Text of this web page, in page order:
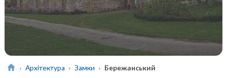
Архітектура Замки Бережанський